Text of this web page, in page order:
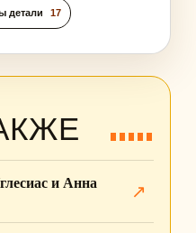
детали 17
и Анна
↗